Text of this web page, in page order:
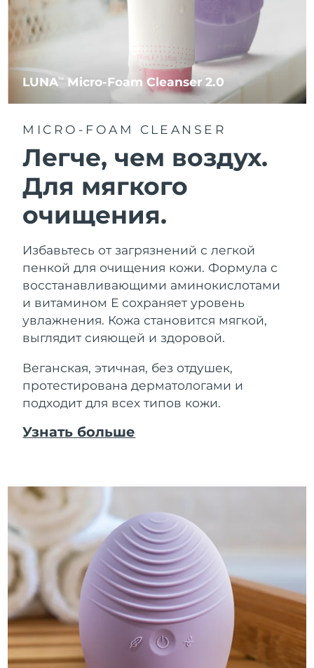
LUNATM Micro-Foam Cleanser 2.0
MICRO-FOAM CLEANSER
Легче, чем воздух.
Для мягкого
очищения.
Избавьтесь от загрязнений с легкой
пенкой для очищения кожи. Формула с
восстанавливающими аминокислотами
и витамином Е сохраняет уровень
увлажнения. Кожа становится мягкой,
выглядит сияющей и здоровой.
Веганская, этичная, без отдушек,
протестирована дерматологами и
подходит для всех типов кожи.
Узнать больше